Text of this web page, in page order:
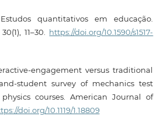
quantitativos em educação.
11–30. https://doi.org/10.1590/s1517-
engagement versus traditional
student survey of mechanics test
courses. American Journal of
doi.org/10.1119/1.18809